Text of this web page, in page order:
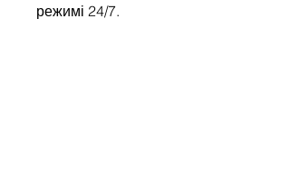
режимі 24/7.